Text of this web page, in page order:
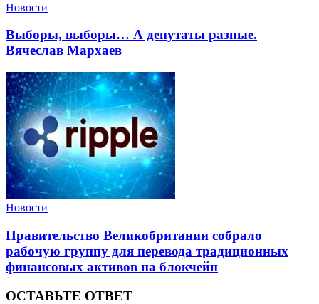
Новости
Выборы, выборы… А депутаты разные.
Вячеслав Мархаев
Новости
Правительство Великобритании собрало
рабочую группу для перевода традиционных
финансовых активов на блокчейн
ОСТАВЬТЕ ОТВЕТ